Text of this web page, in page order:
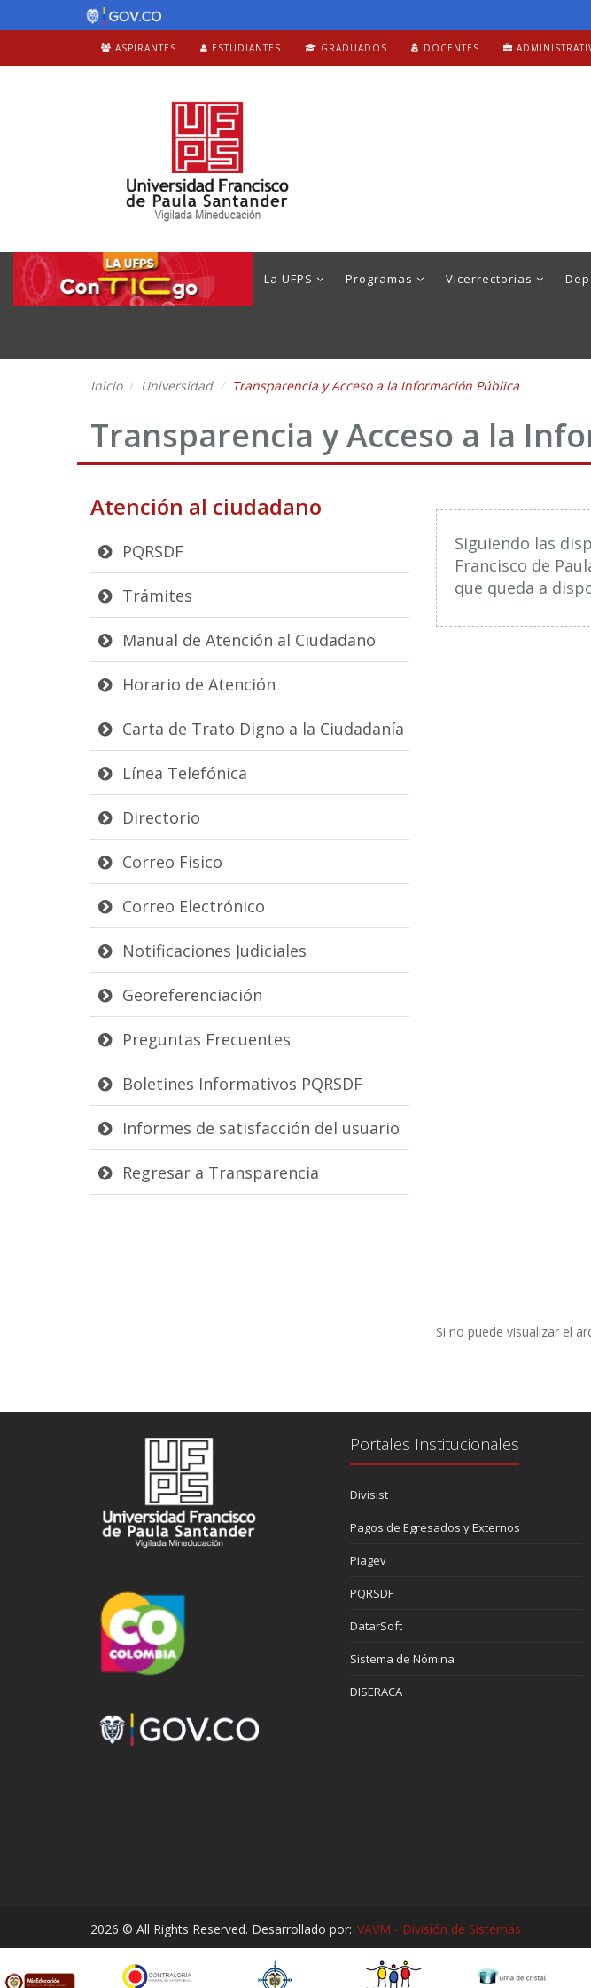
ASPIRANTES ESTUDIANTES GRADUADOS DOCENTES
La UFPS Programas Vicerrectorias
Inicio Universidad Transparencia y Acceso a la Información Pública
Transparencia y Acceso a la
Atención al ciudadano
PQRSDF
Trámites
Manual de Atención al Ciudadano
Horario de Atención
Carta de Trato Digno a la Ciudadanía
Línea Telefónica
Directorio
Correo Físico
Correo Electrónico
Notificaciones Judiciales
Georeferenciación
Preguntas Frecuentes
Boletines Informativos PQRSDF
Informes de satisfacción del usuario
Regresar a Transparencia
Siguiendo las
Francisco de
que queda a
Si no puede visualizar el
Portales Institucionales
Divisist
Pagos de Egresados y Externos
Piagev
PQRSDF
DatarSoft
Sistema de Nómina
DISERACA
2026 © All Rights Reserved. Desarrollado por: VAVM - División de Sistemas